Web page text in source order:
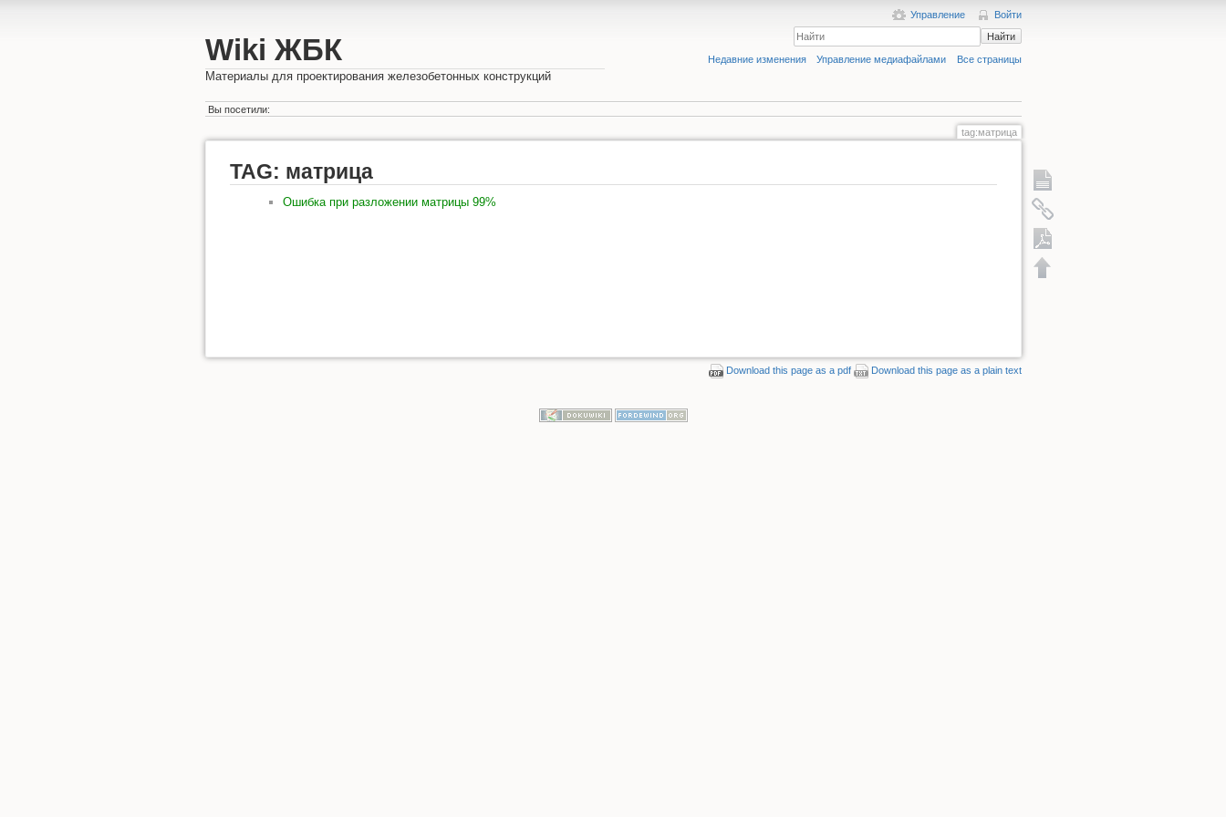
Wiki ЖБК
Материалы для проектирования железобетонных конструкций
Управление Войти
Найти
Недавние изменения Управление медиафайлами Все страницы
Вы посетили:
tag:матрица
TAG: матрица
Ошибка при разложении матрицы 99%
Download this page as a pdf Download this page as a plain text